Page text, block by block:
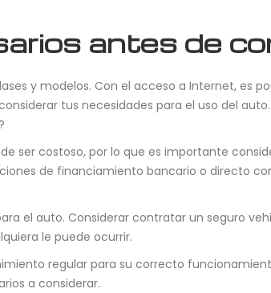
antes de
y modelos. Con el acceso a Internet, es
tus necesidades para el uso del
ser costoso, por lo que es importante
de financiamiento bancario o directo
el auto. Considerar contratar un seguro
le puede ocurrir.
regular para su correcto
a considerar.